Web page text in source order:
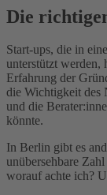
Die
Start-ups, die in
unterstützt werden,
Erfahrung der
die Wichtigkeit des
und die
könnte.
In Berlin gibt es
unübersehbare
worauf achte ich?